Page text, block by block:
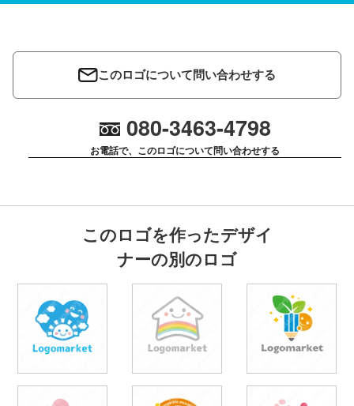
このロゴについて問い合わせする
080-3463-4798
お電話で、このロゴについて問い合わせする
このロゴを作ったデザイ
ナーの別のロゴ